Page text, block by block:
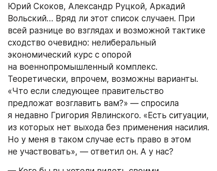
Юрий Скоков, Александр Руцкой, Аркадий
Вольский… Вряд ли этот список случаен. При
всей разнице во взглядах и возможной тактике
сходство очевидно: нелиберальный
экономический курс с опорой
на военнопромышленный комплекс.
Теоретически, впрочем, возможны варианты.
«Что если следующее правительство
предложат возглавить вам?» — спросила
я недавно Григория Явлинского. «Есть ситуации,
из которых нет выхода без применения насилия.
Но у меня в таком случае есть право в этом
не участвовать», — ответил он. А у нас?